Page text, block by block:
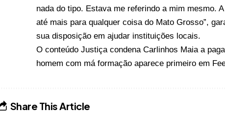
nada do tipo. Estava me referindo a mim mesmo.
até mais para qualquer coisa do Mato Grosso”,
sua disposição em ajudar instituições locais.
O conteúdo Justiça condena Carlinhos Maia a
homem com má formação aparece primeiro em
Share This Article